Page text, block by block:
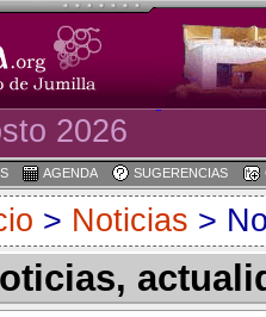
2026
AGENDA SUGERENCIAS
> Noticias >